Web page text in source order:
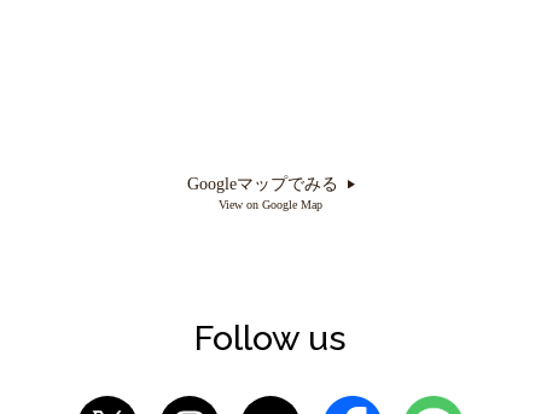
Googleマップでみる
View on Google Map
Follow us